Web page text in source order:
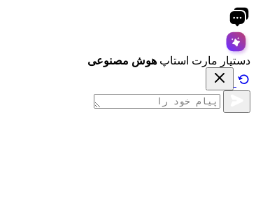
دستیار مارت استاپ هوش مصنوعی